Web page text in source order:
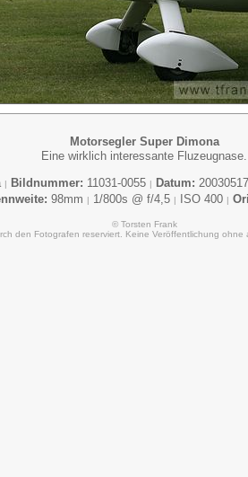
Motorsegler Super Dimona
Eine wirklich interessante Fluzeugnase.
| Bildnummer: 11031-0055 | Datum: 20030517
98mm | 1/800s @ f/4,5 | ISO 400 |
© Torsten Frank
den Fotografen reserviert. Keine Veröffentlichung ohne